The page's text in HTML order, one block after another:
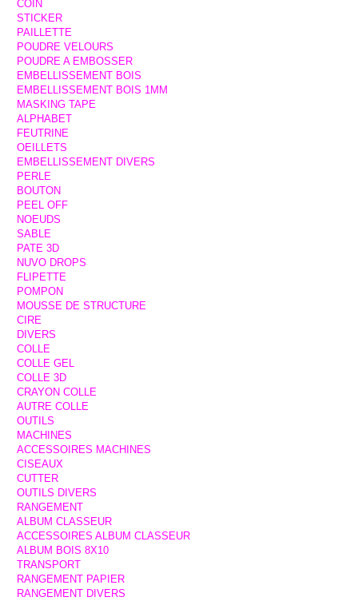
COIN
STICKER
PAILLETTE
POUDRE VELOURS
POUDRE A EMBOSSER
EMBELLISSEMENT BOIS
EMBELLISSEMENT BOIS 1MM
MASKING TAPE
ALPHABET
FEUTRINE
OEILLETS
EMBELLISSEMENT DIVERS
PERLE
BOUTON
PEEL OFF
NOEUDS
SABLE
PATE 3D
NUVO DROPS
FLIPETTE
POMPON
MOUSSE DE STRUCTURE
CIRE
DIVERS
COLLE
COLLE GEL
COLLE 3D
CRAYON COLLE
AUTRE COLLE
OUTILS
MACHINES
ACCESSOIRES MACHINES
CISEAUX
CUTTER
OUTILS DIVERS
RANGEMENT
ALBUM CLASSEUR
ACCESSOIRES ALBUM CLASSEUR
ALBUM BOIS 8X10
TRANSPORT
RANGEMENT PAPIER
RANGEMENT DIVERS